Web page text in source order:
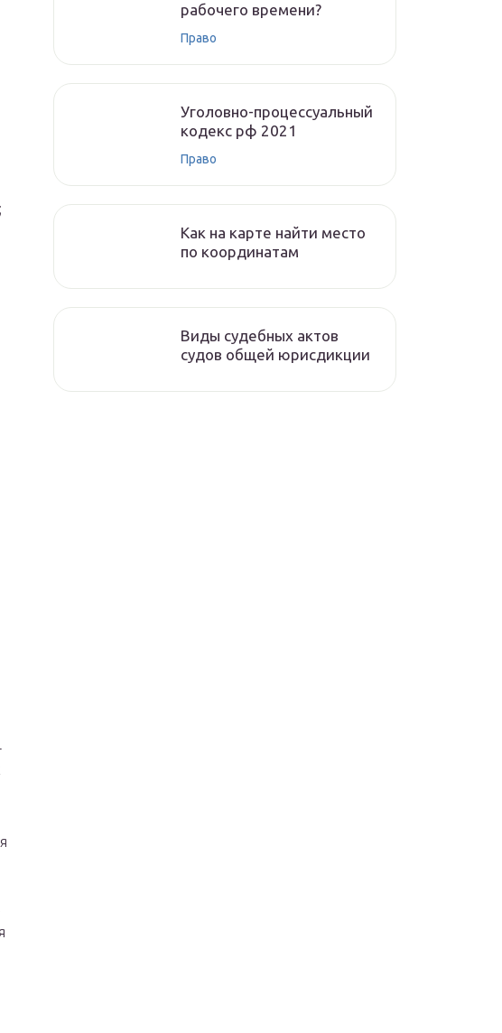
рабочего времени?
Право
Уголовно-процессуальный
кодекс рф 2021
Право
Как на карте найти место
по координатам
Виды судебных актов
судов общей юрисдикции